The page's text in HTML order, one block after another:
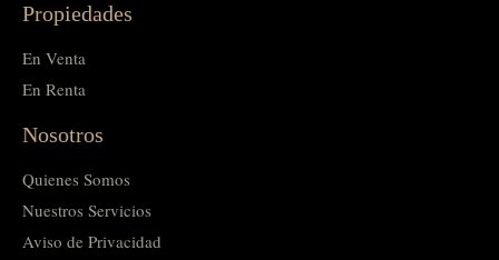
Propiedades
En Venta
En Renta
Nosotros
Quienes Somos
Nuestros Servicios
Aviso de Privacidad